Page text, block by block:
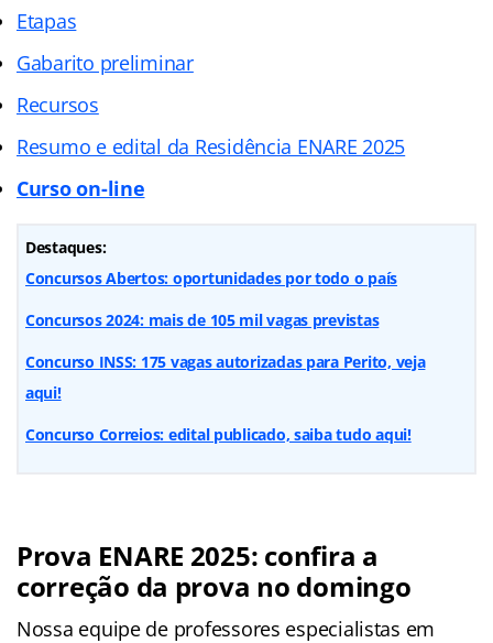
Etapas
Gabarito preliminar
Recursos
Resumo e edital da Residência ENARE 2025
Curso on-line
Destaques:
Concursos Abertos: oportunidades por todo o país
Concursos 2024: mais de 105 mil vagas previstas
Concurso INSS: 175 vagas autorizadas para Perito, veja
aqui!
Concurso Correios: edital publicado, saiba tudo aqui!
Prova ENARE 2025: confira a
correção da prova no domingo
Nossa equipe de professores especialistas em